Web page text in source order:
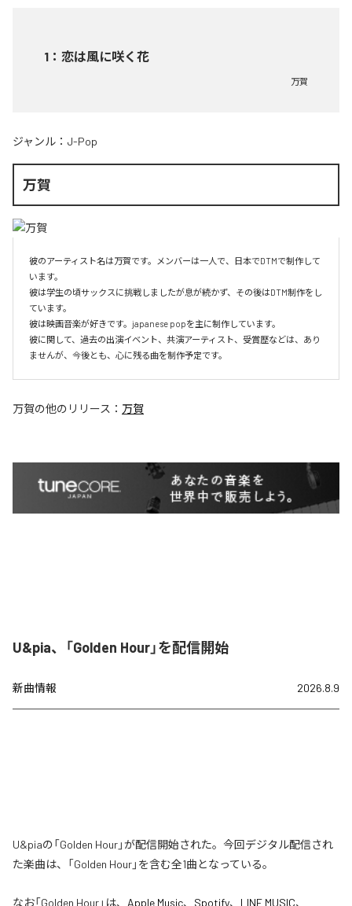
1 ： 恋は風に咲く花
万賀
ジャンル： J-Pop
万賀
彼のアーティスト名は万賀です。メンバーは一人で、日本でDTMで制作して
います。
彼は学生の頃サックスに挑戦しましたが息が続かず、その後はDTM制作をし
ています。
彼は映画音楽が好きです。japanese popを主に制作しています。
彼に関して、過去の出演イベント、共演アーティスト、受賞歴などは、あり
ませんが、今後とも、心に残る曲を制作予定です。
万賀の他のリリース： 万賀
U&pia、「Golden Hour」を配信開始
新曲情報 2026.8.9
U&piaの「Golden Hour」が配信開始された。今回デジタル配信され
た楽曲は、「Golden Hour」を含む全1曲となっている。
なお「Golden Hour」は、 Apple Music、 Spotify、 LINE MUSIC、